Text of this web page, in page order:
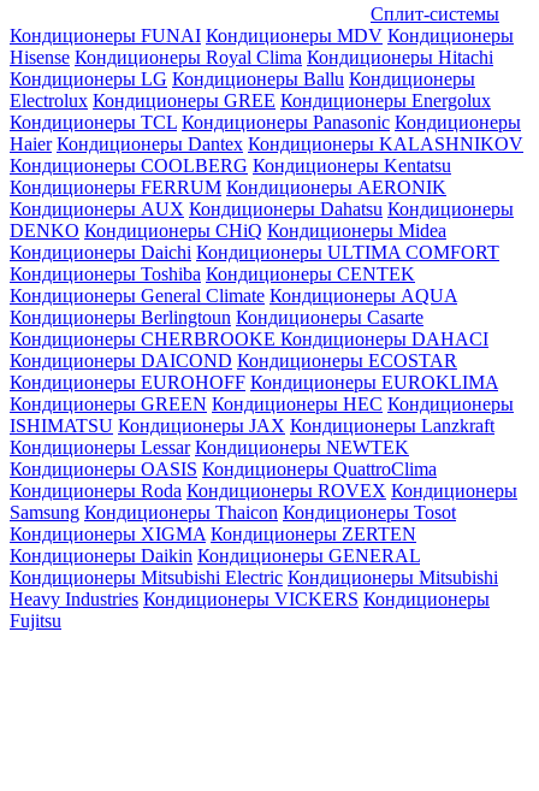
Сплит-системы
Кондиционеры FUNAI Кондиционеры MDV Кондиционеры
Hisense Кондиционеры Royal Clima Кондиционеры Hitachi
Кондиционеры LG Кондиционеры Ballu Кондиционеры
Electrolux Кондиционеры GREE Кондиционеры Energolux
Кондиционеры TCL Кондиционеры Panasonic Кондиционеры
Haier Кондиционеры Dantex Кондиционеры KALASHNIKOV
Кондиционеры СOOLBERG Кондиционеры Kentatsu
Кондиционеры FERRUM Кондиционеры AERONIK
Кондиционеры AUX Кондиционеры Dahatsu Кондиционеры
DENKO Кондиционеры CHiQ Кондиционеры Midea
Кондиционеры Daichi Кондиционеры ULTIMA COMFORT
Кондиционеры Toshiba Кондиционеры CENTEK
Кондиционеры General Climate Кондиционеры AQUA
Кондиционеры Berlingtoun Кондиционеры Casarte
Кондиционеры CHERBROOKE Кондиционеры DAHACI
Кондиционеры DAICOND Кондиционеры ECOSTAR
Кондиционеры EUROHOFF Кондиционеры EUROKLIMA
Кондиционеры GREEN Кондиционеры HEC Кондиционеры
ISHIMATSU Кондиционеры JAX Кондиционеры Lanzkraft
Кондиционеры Lessar Кондиционеры NEWTEK
Кондиционеры OASIS Кондиционеры QuattroClima
Кондиционеры Roda Кондиционеры ROVEX Кондиционеры
Samsung Кондиционеры Thaicon Кондиционеры Tosot
Кондиционеры XIGMA Кондиционеры ZERTEN
Кондиционеры Daikin Кондиционеры GENERAL
Кондиционеры Mitsubishi Electric Кондиционеры Mitsubishi
Heavy Industries Кондиционеры VICKERS Кондиционеры
Fujitsu